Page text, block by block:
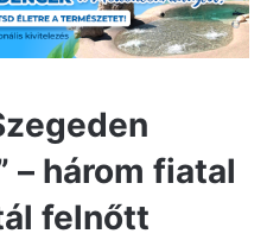
– három fiatal
felnőtt